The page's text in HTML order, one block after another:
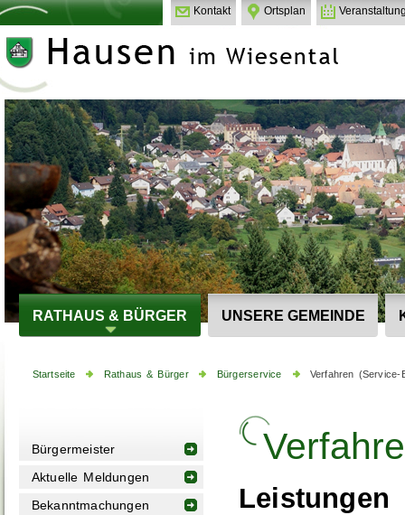
Kontakt Ortsplan
RATHAUS & BÜRGER UNSERE GEMEINDE
Startseite Rathaus & Bürger Bürgerservice Verfahren (Service-
Bürgermeister
Aktuelle Meldungen
Bekanntmachungen
Leistungen